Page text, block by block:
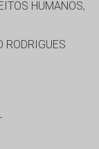
HUMANOS,
RODRIGUES